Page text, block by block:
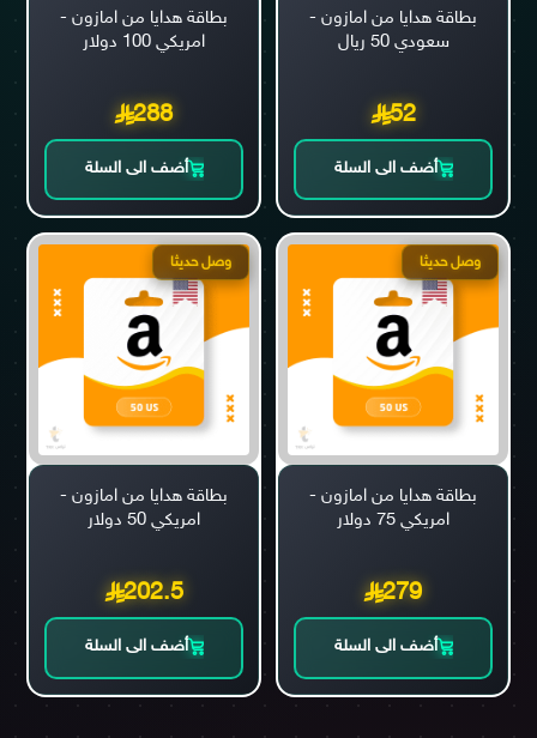
بطاقة هدايا من امازون -
سعودي 50 ريال
52
أضف الى السلة
بطاقة هدايا من امازون -
امريكي 100 دولار
288
أضف الى السلة
وصل حديثا
بطاقة هدايا من امازون -
امريكي 75 دولار
279
أضف الى السلة
وصل حديثا
بطاقة هدايا من امازون -
امريكي 50 دولار
202.5
أضف الى السلة